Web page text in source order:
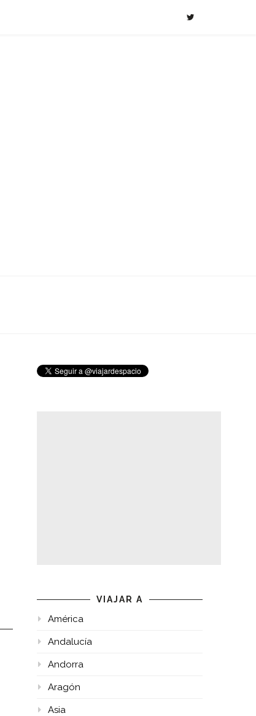
VIAJAR A
América
Andalucía
Andorra
Aragón
Asia